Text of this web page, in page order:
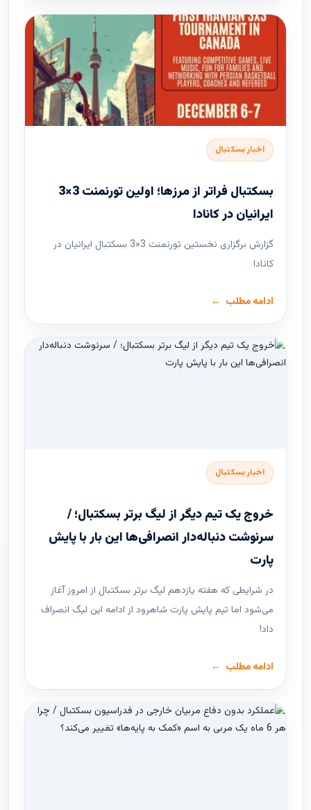
اخبار بسکتبال
بسکتبال فراتر از مرزها؛ اولین تورنمنت 3×3
ایرانیان در کانادا
گزارش برگزاری نخستین تورنمنت 3×3 بسکتبال ایرانیان در
کانادا
ادامه مطلب
اخبار بسکتبال
خروج یک تیم دیگر از لیگ برتر بسکتبال؛ /
سرنوشت دنباله‌دار انصرافی‌ها این بار با پایش
پارت
در شرایطی که هفته یازدهم لیگ ‌برتر بسکتبال از امروز آغاز
می‌شود اما تیم پایش پارت شاهرود از ادامه این لیگ انصراف
داد!
ادامه مطلب